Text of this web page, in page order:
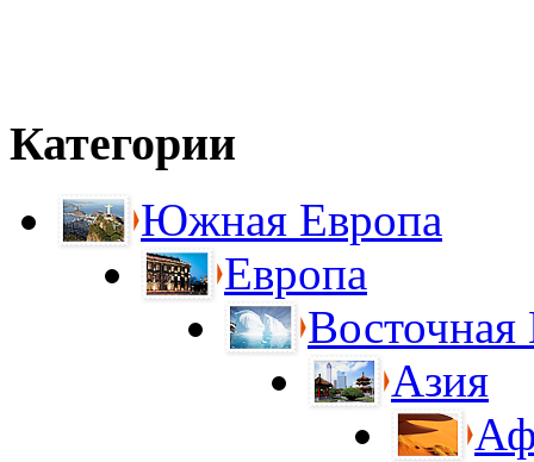
Категории
Южная Европа
Европа
Восточная
Азия